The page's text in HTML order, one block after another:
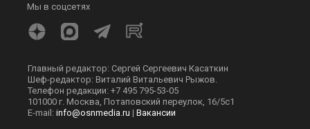
Мы в соцсетях
Главный редактор: Сергей Сергеевич Касаткин
Шеф-редактор: Виталий Витальевич Рыжов.
Телефон редакции: +7 495 795-53-05
101000 г. Москва, Потаповский переулок, 16/5с1
E-mail: info@osnmedia.ru | Вакансии